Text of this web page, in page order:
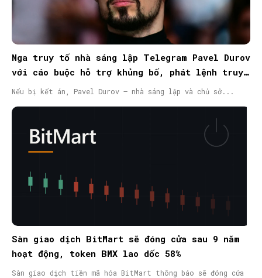
Nga truy tố nhà sáng lập Telegram Pavel Durov
với cáo buộc hỗ trợ khủng bố, phát lệnh truy
nã quốc tế
Nếu bị kết án, Pavel Durov – nhà sáng lập và chủ sở...
Sàn giao dịch BitMart sẽ đóng cửa sau 9 năm
hoạt động, token BMX lao dốc 58%
Sàn giao dịch tiền mã hóa BitMart thông báo sẽ đóng cửa